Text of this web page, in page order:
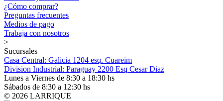
¿Cómo comprar?
Preguntas frecuentes
Medios de pago
Trabaja con nosotros
>
Sucursales
Casa Central: Galicia 1204 esq. Cuareim
Division Industrial: Paraguay 2200 Esq Cesar Diaz
Lunes a Viernes de 8:30 a 18:30 hs
Sábados de 8:30 a 12:30 hs
© 2026 LARRIQUE